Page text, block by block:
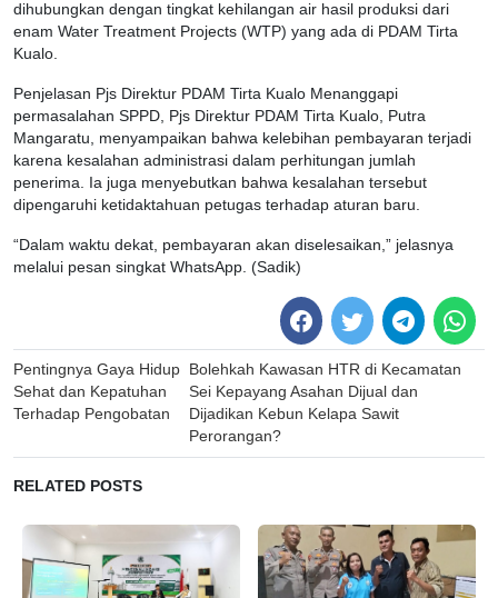
dihubungkan dengan tingkat kehilangan air hasil produksi dari
enam Water Treatment Projects (WTP) yang ada di PDAM Tirta
Kualo.
Penjelasan Pjs Direktur PDAM Tirta Kualo Menanggapi
permasalahan SPPD, Pjs Direktur PDAM Tirta Kualo, Putra
Mangaratu, menyampaikan bahwa kelebihan pembayaran terjadi
karena kesalahan administrasi dalam perhitungan jumlah
penerima. Ia juga menyebutkan bahwa kesalahan tersebut
dipengaruhi ketidaktahuan petugas terhadap aturan baru.
“Dalam waktu dekat, pembayaran akan diselesaikan,” jelasnya
melalui pesan singkat WhatsApp. (Sadik)
Post
navigation
Pentingnya Gaya Hidup
Sehat dan Kepatuhan
Terhadap Pengobatan
Bolehkah Kawasan HTR di Kecamatan
Sei Kepayang Asahan Dijual dan
Dijadikan Kebun Kelapa Sawit
Perorangan?
RELATED POSTS